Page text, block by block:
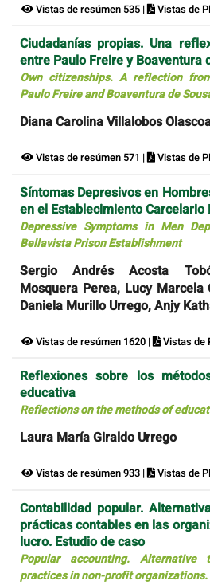
Vistas de resúmen 535 | Vistas de
Ciudadanías propias. Una
entre Paulo Freire y Boaventura
Own citizenships. A reflection
Paulo Freire and Boaventura de
Diana Carolina Villalobos
Vistas de resúmen 571 | Vistas de
Síntomas Depresivos en
en el Establecimiento Carcelario
Depressive Symptoms in Men
Bellavista Prison Establishment
Sergio Andrés Acosta
Mosquera Perea, Lucy Marcela
Daniela Murillo Urrego, Anjy
Vistas de resúmen 1620 | Vistas de
Reflexiones sobre los
educativa
Reflections on the methods of
Laura María Giraldo Urrego
Vistas de resúmen 933 | Vistas de
Contabilidad popular.
prácticas contables en las
lucro. Estudio de caso
Popular accounting. Alternative
practices in non-profit organizations.